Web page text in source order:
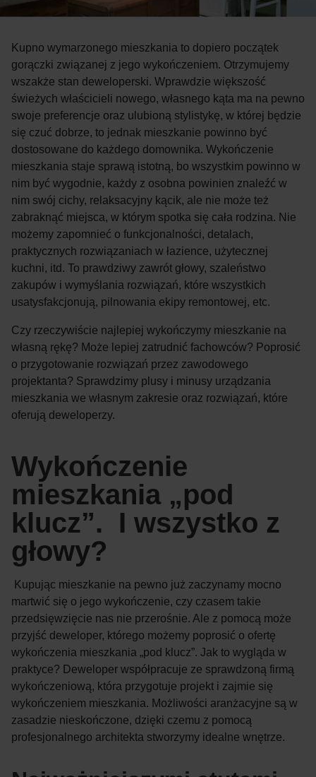
Kupno wymarzonego mieszkania to dopiero początek
gorączki związanej z jego wykończeniem. Otrzymujemy
wszakże stan deweloperski. Wprawdzie większość
świeżych właścicieli nowego, własnego kąta ma na pewno
swoje preferencje oraz ulubioną stylistykę, w której będzie
się czuć dobrze, to jednak mieszkanie powinno być
dostosowane do każdego domownika. Wykończenie
mieszkania staje sprawą istotną, bo wszystkim powinno w
nim być wygodnie, każdy z osobna powinien znaleźć w
nim swój cichy, relaksacyjny kącik, ale nie może też
zabraknąć miejsca, w którym spotka się cała rodzina. Nie
możemy zapomnieć o funkcjonalności, detalach,
praktycznych rozwiązaniach w łazience, użytecznej
kuchni, itd. To prawdziwy zawrót głowy, szaleństwo
zakupów i wymyślania rozwiązań, które wszystkich
usatysfakcjonują, pilnowania ekipy remontowej, etc.
Czy rzeczywiście najlepiej wykończymy mieszkanie na
własną rękę? Może lepiej zatrudnić fachowców? Poprosić
o przygotowanie rozwiązań przez zawodowego
projektanta? Sprawdzimy plusy i minusy urządzania
mieszkania we własnym zakresie oraz rozwiązań, które
oferują deweloperzy.
Wykończenie
mieszkania „pod
klucz”. I wszystko z
głowy?
Kupując mieszkanie na pewno już zaczynamy mocno
martwić się o jego wykończenie, czy czasem takie
przedsięwzięcie nas nie przerośnie. Ale z pomocą może
przyjść deweloper, którego możemy poprosić o ofertę
wykończenia mieszkania „pod klucz”. Jak to wygląda w
praktyce? Deweloper współpracuje ze sprawdzoną firmą
wykończeniową, która przygotuje projekt i zajmie się
wykończeniem mieszkania. Możliwości aranżacyjne są w
zasadzie nieskończone, dzięki czemu z pomocą
profesjonalnego architekta stworzymy idealne wnętrze.